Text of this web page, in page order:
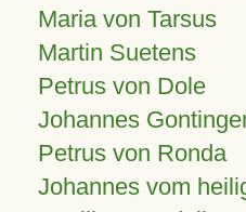
Maria von Tarsus
Martin Suetens
Petrus von Dole
Johannes
Petrus von Ronda
Johannes vom